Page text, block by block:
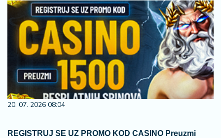
20. 07. 2026 08:04
REGISTRUJ SE UZ PROMO KOD CASINO Preuzmi